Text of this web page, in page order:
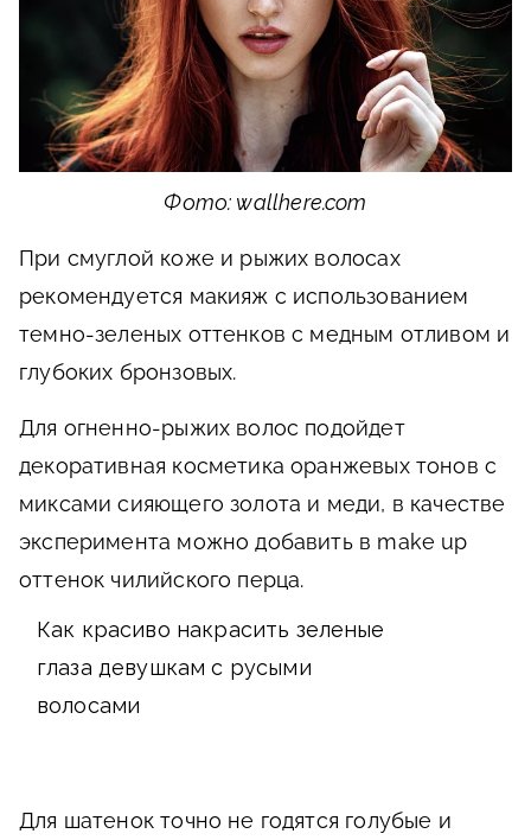
Фото: wallhere.com
При смуглой коже и рыжих волосах
рекомендуется макияж с использованием
темно-зеленых оттенков с медным отливом и
глубоких бронзовых.
Для огненно-рыжих волос подойдет
декоративная косметика оранжевых тонов с
миксами сияющего золота и меди, в качестве
эксперимента можно добавить в make up
оттенок чилийского перца.
Как красиво накрасить зеленые
глаза девушкам с русыми
волосами
Для шатенок точно не годятся голубые и